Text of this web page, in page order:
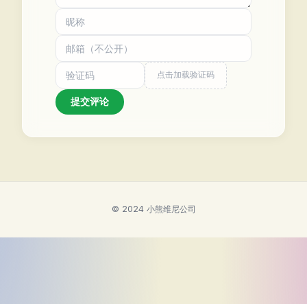
点击加载验证码
提交评论
© 2024 小熊维尼公司